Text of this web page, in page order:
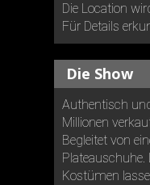
Die Location
Für Details
Die Show
Authentisch
Millionen
Begleitet von
Kostümen